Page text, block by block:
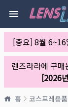
[중요] 8월 6~16
렌즈라라에 구매
[2026
홈 코스프레용품